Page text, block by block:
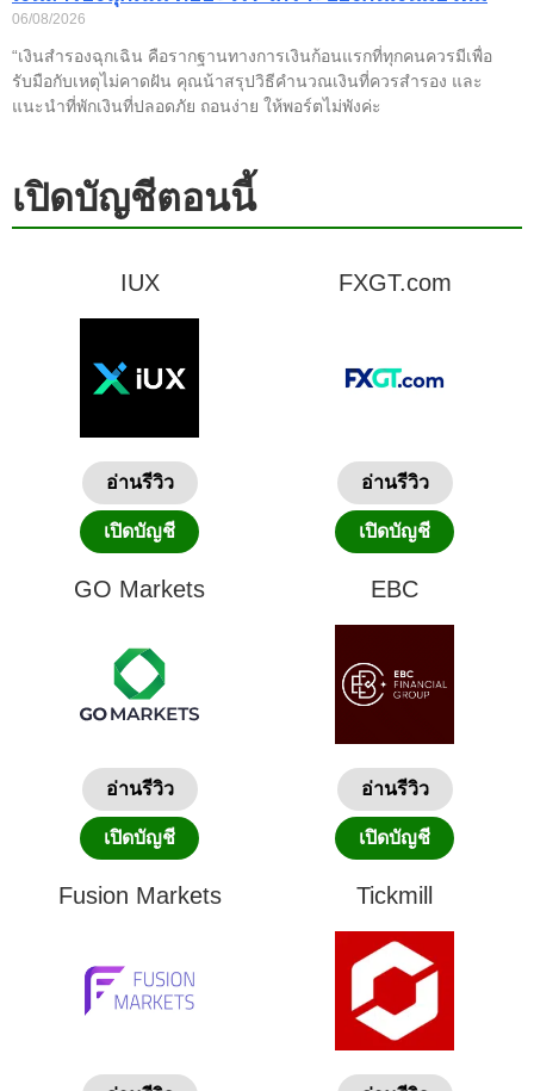
06/08/2026
“เงินสำรองฉุกเฉิน คือรากฐานทางการเงินก้อนแรกที่ทุกคนควรมีเพื่อ
รับมือกับเหตุไม่คาดฝัน คุณน้าสรุปวิธีคำนวณเงินที่ควรสำรอง และ
แนะนำที่พักเงินที่ปลอดภัย ถอนง่าย ให้พอร์ตไม่พังค่ะ
เปิดบัญชีตอนนี้
IUX
อ่านรีวิว
เปิดบัญชี
FXGT.com
อ่านรีวิว
เปิดบัญชี
GO Markets
อ่านรีวิว
เปิดบัญชี
EBC
อ่านรีวิว
เปิดบัญชี
Fusion Markets Tickmill